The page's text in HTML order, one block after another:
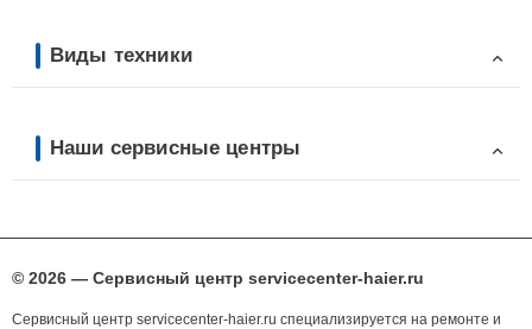
Виды техники
Наши сервисные центры
© 2026 — Сервисный центр servicecenter-haier.ru
Сервисный центр servicecenter-haier.ru специализируется на ремонте и